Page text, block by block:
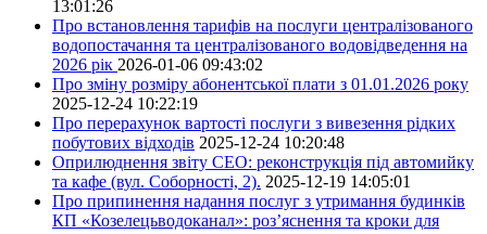
13:01:26
Про встановлення тарифів на послуги централізованого
водопостачання та централізованого водовідведення на
2026 рік 2026-01-06 09:43:02
Про зміну розміру абонентської плати з 01.01.2026 року
2025-12-24 10:22:19
Про перерахунок вартості послуги з вивезення рідких
побутових відходів 2025-12-24 10:20:48
Оприлюднення звіту СЕО: реконструкція під автомийку
та кафе (вул. Соборності, 2). 2025-12-19 14:05:01
Про припинення надання послуг з утримання будинків
КП «Козелецьводоканал»: роз’яснення та кроки для